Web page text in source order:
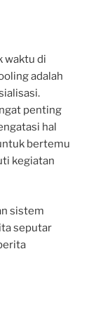
waktu di
adalah
penting
hal
bertemu
kegiatan
sistem
seputar